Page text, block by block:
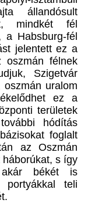
állandósult
mindkét fél
Habsburg-fél
jelentett ez a
oszmán félnek
Szigetvár
oszmán uralom
ez a
területek
hódítás
foglalt
az Oszmán
s így
akár békét is
portyákkal teli